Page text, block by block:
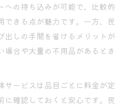
への持ち込みが可能で、比較的
できる点が魅力です。一方、民
出しの手間を省けるメリットが
場合や大量の不用品があるとき
サービスは品目ごとに料金が定
に確認しておくと安心です。民